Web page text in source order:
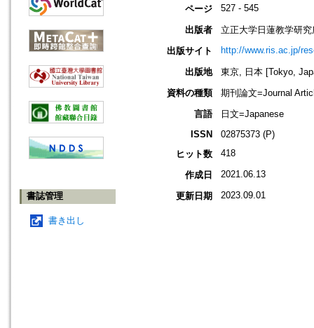
書誌管理
書き出し
ページ 527 - 545
出版者
立正大学日蓮教学研究
出版サイト
http://www.ris.ac.jp/
出版地
東京, 日本 [Tokyo,
資料の種類
期刊論文=Journal
言語
日文=Japanese
ISSN
02875373 (P)
ヒット数
418
作成日 2021.06.13
更新日期 2023.09.01